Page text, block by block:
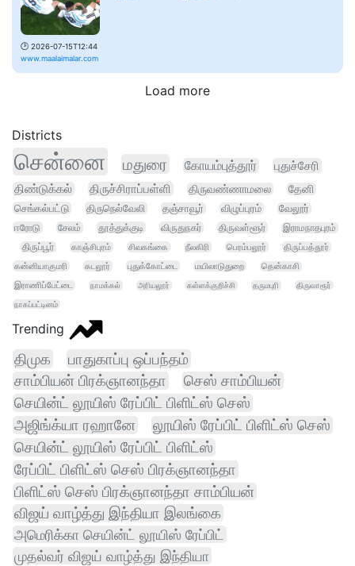
🕑 2026-07-15T12:44
www.maalaimalar.com
Load more
Districts
சென்னை மதுரை கோயம்புத்தூர் புதுச்சேரி
திண்டுக்கல் திருச்சிராப்பள்ளி திருவண்ணாமலை
தேனி
செங்கல்பட்டு
திருநெல்வேலி தஞ்சாவூர் விழுப்புரம்
வேலூர்
ஈரோடு
சேலம் தூத்துக்குடி விருதுநகர் திருவள்ளூர்
இராமநாதபுரம்
திருப்பூர்
காஞ்சிபுரம் சிவகங்கை நீலகிரி பெரம்பலூர்
திருப்பத்தூர்
கன்னியாகுமரி
கடலூர் புதுக்கோட்டை மயிலாடுதுறை
தென்காசி
இராணிப்பேட்டை
நாமக்கல் அரியலூர் கள்ளக்குறிச்சி தருமபுரி
திருவாரூர்
நாகப்பட்டினம்
Trending
திமுக பாதுகாப்பு ஒப்பந்தம்
சாம்பியன் பிரக்ஞானந்தா
செஸ் சாம்பியன்
செயின்ட் லூயிஸ் ரேப்பிட் பிளிட்ஸ் செஸ்
அஜிங்க்யா ரஹானே
லூயிஸ் ரேப்பிட் பிளிட்ஸ் செஸ்
செயின்ட் லூயிஸ் ரேப்பிட் பிளிட்ஸ்
ரேப்பிட் பிளிட்ஸ் செஸ் பிரக்ஞானந்தா
பிளிட்ஸ் செஸ் பிரக்ஞானந்தா சாம்பியன்
விஜய் வாழ்த்து இந்தியா இலங்கை
அமெரிக்கா செயின்ட் லூயிஸ் ரேப்பிட்
முதல்வர் விஜய் வாழ்த்து இந்தியா